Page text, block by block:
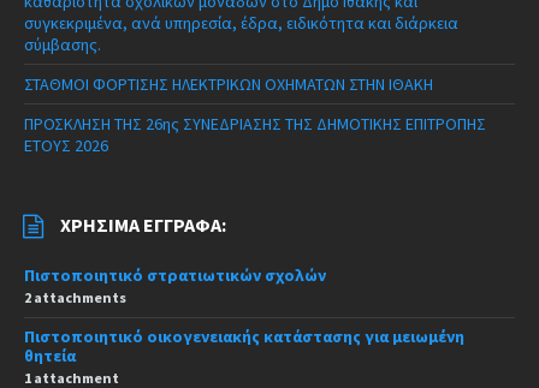
συγκεκριμένα, ανά υπηρεσία, έδρα, ειδικότητα και διάρκεια
σύμβασης.
ΣΤΑΘΜΟΙ ΦΟΡΤΙΣΗΣ ΗΛΕΚΤΡΙΚΩΝ ΟΧΗΜΑΤΩΝ ΣΤΗΝ ΙΘΑΚΗ
ΠΡΟΣΚΛΗΣΗ ΤΗΣ 26ης ΣΥΝΕΔΡΙΑΣΗΣ ΤΗΣ ΔΗΜΟΤΙΚΗΣ ΕΠΙΤΡΟΠΗΣ
ΕΤΟΥΣ 2026
ΧΡΉΣΙΜΑ ΈΓΓΡΑΦΑ:
Πιστοποιητικό στρατιωτικών σχολών
2 attachments
Πιστοποιητικό οικογενειακής κατάστασης για μειωμένη
θητεία
1 attachment